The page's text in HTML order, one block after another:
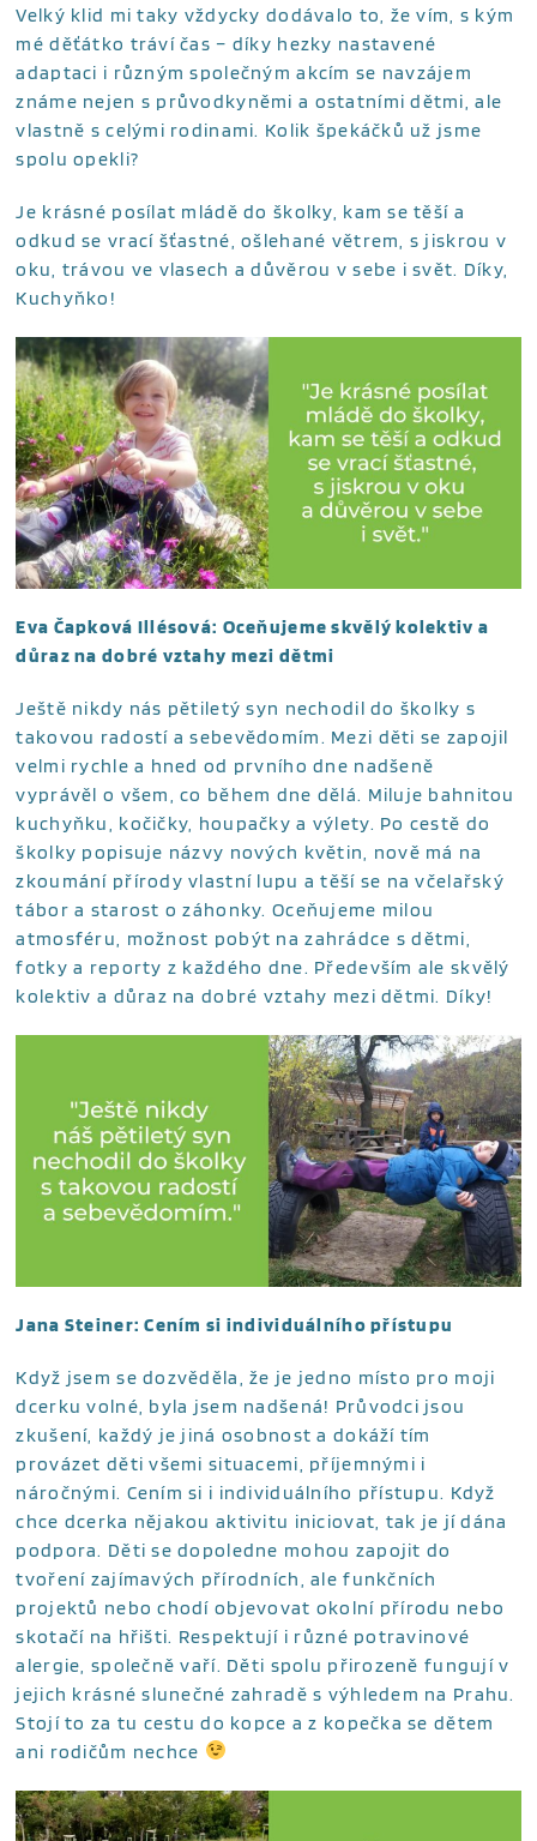
Velký klid mi taky vždycky dodávalo to, že vím, s kým
mé děťátko tráví čas – díky hezky nastavené
adaptaci i různým společným akcím se navzájem
známe nejen s průvodkyněmi a ostatními dětmi, ale
vlastně s celými rodinami. Kolik špekáčků už jsme
spolu opekli?
Je krásné posílat mládě do školky, kam se těší a
odkud se vrací šťastné, ošlehané větrem, s jiskrou v
oku, trávou ve vlasech a důvěrou v sebe i svět. Díky,
Kuchyňko!
Eva Čapková Illésová: Oceňujeme skvělý kolektiv a
důraz na dobré vztahy mezi dětmi
Ještě nikdy nás pětiletý syn nechodil do školky s
takovou radostí a sebevědomím. Mezi děti se zapojil
velmi rychle a hned od prvního dne nadšeně
vyprávěl o všem, co během dne dělá. Miluje bahnitou
kuchyňku, kočičky, houpačky a výlety. Po cestě do
školky popisuje názvy nových květin, nově má na
zkoumání přírody vlastní lupu a těší se na včelařský
tábor a starost o záhonky. Oceňujeme milou
atmosféru, možnost pobýt na zahrádce s dětmi,
fotky a reporty z každého dne. Především ale skvělý
kolektiv a důraz na dobré vztahy mezi dětmi. Díky!
Jana Steiner: Cením si individuálního přístupu
Když jsem se dozvěděla, že je jedno místo pro moji
dcerku volné, byla jsem nadšená! Průvodci jsou
zkušení, každý je jiná osobnost a dokáží tím
provázet děti všemi situacemi, příjemnými i
náročnými. Cením si i individuálního přístupu. Když
chce dcerka nějakou aktivitu iniciovat, tak je jí dána
podpora. Děti se dopoledne mohou zapojit do
tvoření zajímavých přírodních, ale funkčních
projektů nebo chodí objevovat okolní přírodu nebo
skotačí na hřišti. Respektují i různé potravinové
alergie, společně vaří. Děti spolu přirozeně fungují v
jejich krásné slunečné zahradě s výhledem na Prahu.
Stojí to za tu cestu do kopce a z kopečka se dětem
ani rodičům nechce